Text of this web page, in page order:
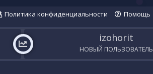
Политика конфиденциальности Помощь
izohorit
НОВЫЙ ПОЛЬЗОВАТЕЛЬ